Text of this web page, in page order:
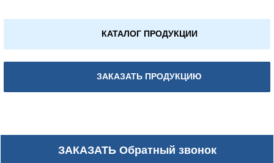
КАТАЛОГ ПРОДУКЦИИ
ЗАКАЗАТЬ ПРОДУКЦИЮ
ЗАКАЗАТЬОбратный звонок